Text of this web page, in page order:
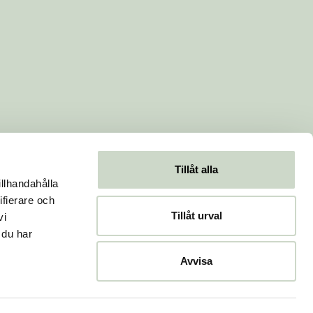
och
har
Tillåt alla
Tillåt urval
Avvisa